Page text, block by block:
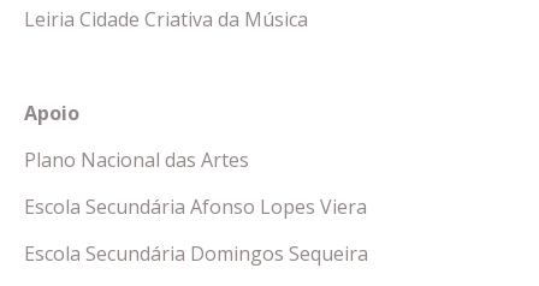
Leiria Cidade Criativa da Música
Apoio
Plano Nacional das Artes
Escola Secundária Afonso Lopes Viera
Escola Secundária Domingos Sequeira